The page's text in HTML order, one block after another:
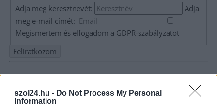
szol24.hu - Do Not Process My Personal
Information
Adja meg keresztnevét:
Adja
meg e-mail címét:
Megismertem és elfogadom a GDPR-szabályzatot
Nem szeretne lemaradni semmiről? Csak egy kattintás, és hírlevelünk a
postaládájába érkezik!